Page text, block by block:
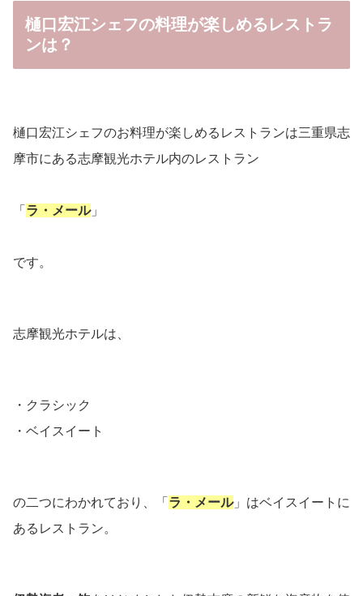
樋口宏江シェフの料理が楽しめるレストラ
ンは？
樋口宏江シェフのお料理が楽しめるレストランは三重県志
摩市にある志摩観光ホテル内のレストラン
「 ラ・メール」
です。
志摩観光ホテルは、
・クラシック
・ベイスイート
の二つにわかれており、「 ラ・メール」はベイスイートに
あるレストラン。